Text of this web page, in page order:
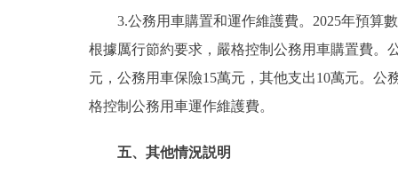
3.公務用車購置和運作維護費。2025年預算數
根據厲行節約要求，嚴格控制公務用車購置費。
元，公務用車保險15萬元，其他支出10萬元。公
格控制公務用車運作維護費。
五、其他情況説明